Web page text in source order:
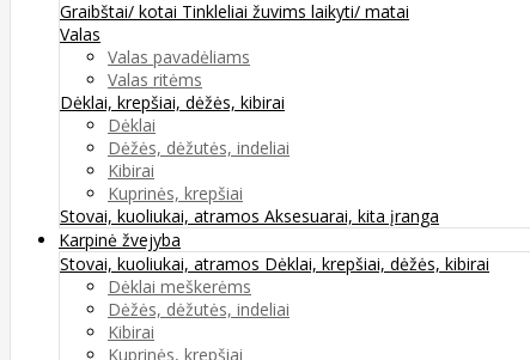
Graibštai/ kotai Tinkleliai žuvims laikyti/ matai
Valas
Valas pavadėliams
Valas ritėms
Dėklai, krepšiai, dėžės, kibirai
Dėklai
Dėžės, dėžutės, indeliai
Kibirai
Kuprinės, krepšiai
Stovai, kuoliukai, atramos Aksesuarai, kita įranga
Karpinė žvejyba
Stovai, kuoliukai, atramos Dėklai, krepšiai, dėžės, kibirai
Dėklai meškerėms
Dėžės, dėžutės, indeliai
Kibirai
Kuprinės, krepšiai